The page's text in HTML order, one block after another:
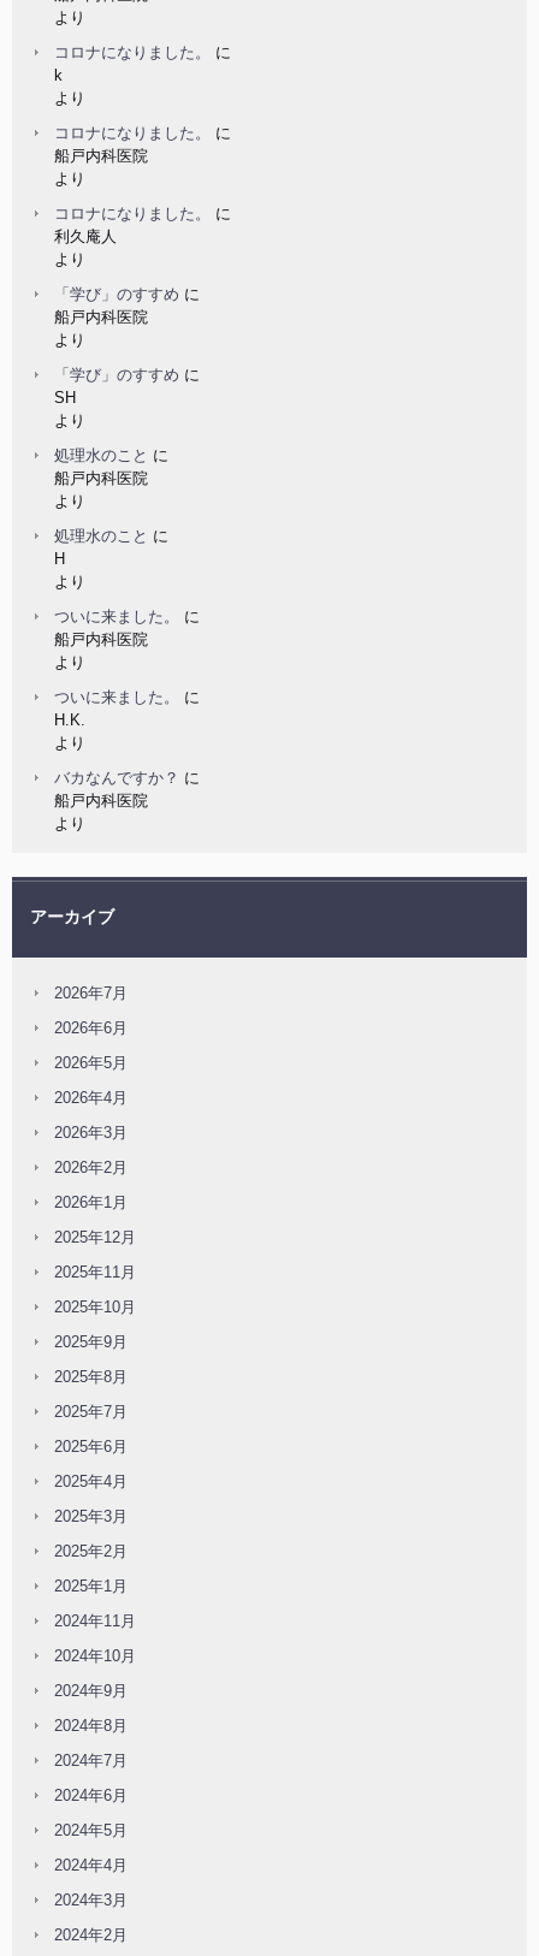
より
コロナになりました。
に
k
より
コロナになりました。
に
船戸内科医院
より
コロナになりました。
に
利久庵人
より
「学び」のすすめ に
船戸内科医院
より
「学び」のすすめ に
SH
より
処理水のこと に
船戸内科医院
より
処理水のこと に
H
より
ついに来ました。
に
船戸内科医院
より
ついに来ました。
に
H.K.
より
バカなんですか？ に
船戸内科医院
より
アーカイブ
2026年7月
2026年6月
2026年5月
2026年4月
2026年3月
2026年2月
2026年1月
2025年12月
2025年11月
2025年10月
2025年9月
2025年8月
2025年7月
2025年6月
2025年4月
2025年3月
2025年2月
2025年1月
2024年11月
2024年10月
2024年9月
2024年8月
2024年7月
2024年6月
2024年5月
2024年4月
2024年3月
2024年2月